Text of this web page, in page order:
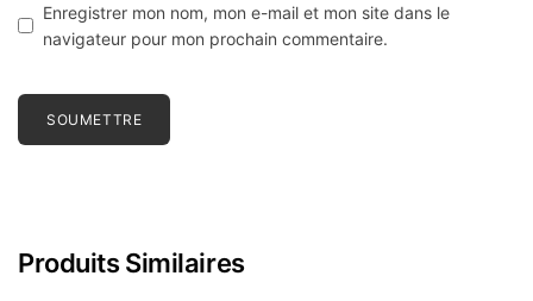
Enregistrer mon nom, mon e-mail et mon site dans le
navigateur pour mon prochain commentaire.
Produits Similaires